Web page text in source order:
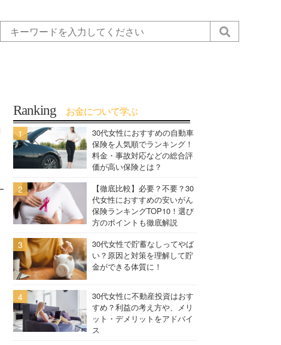
Ranking お金について学ぶ
30代女性におすすめの自動車
保険を人気順でランキング！
料金・事故対応などの総合評
価が高い保険とは？
【徹底比較】必要？不要？30
代女性におすすめの安いがん
保険ランキングTOP10！選び
方のポイントも徹底解説
30代女性で貯蓄なしってやば
い？原因と対策を理解して貯
金ができる体質に！
30代女性に不動産投資はおす
すめ？利益の考え方や、メリ
ット・デメリットをアドバイ
ス